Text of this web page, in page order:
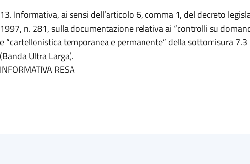
13. Informativa, ai sensi dell’articolo 6, comma 1, del decreto
1997, n. 281, sulla documentazione relativa ai “controlli su
e “cartellonistica temporanea e permanente” della sottomisura
(Banda Ultra Larga).
INFORMATIVA RESA